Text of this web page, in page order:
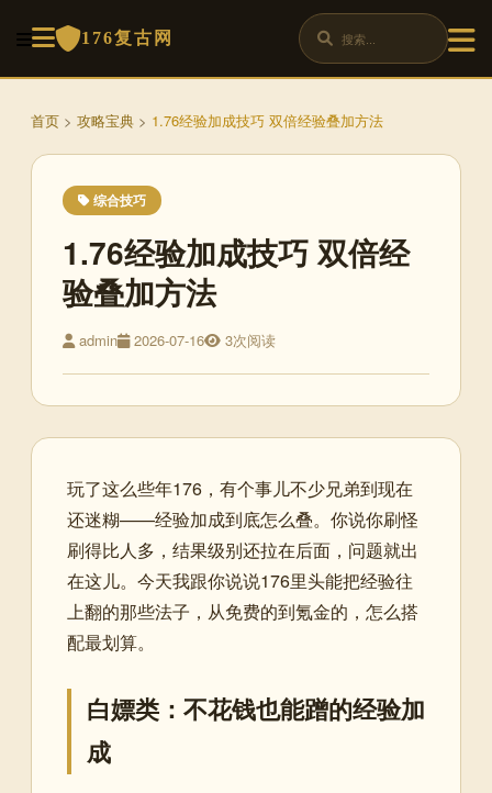
176复古网
首页 > 攻略宝典 > 1.76经验加成技巧 双倍经验叠加方法
综合技巧
1.76经验加成技巧 双倍经
验叠加方法
admin 2026-07-16 3次阅读
玩了这么些年176，有个事儿不少兄弟到现在
还迷糊——经验加成到底怎么叠。你说你刷怪
刷得比人多，结果级别还拉在后面，问题就出
在这儿。今天我跟你说说176里头能把经验往
上翻的那些法子，从免费的到氪金的，怎么搭
配最划算。
白嫖类：不花钱也能蹭的经验加
成